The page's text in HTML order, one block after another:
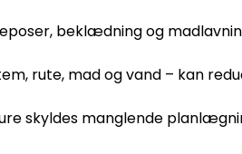
beklædning og
rute, mad og vand – kan
skyldes manglende